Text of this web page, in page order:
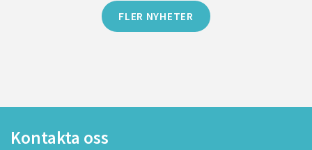
FLER NYHETER
Kontakta oss